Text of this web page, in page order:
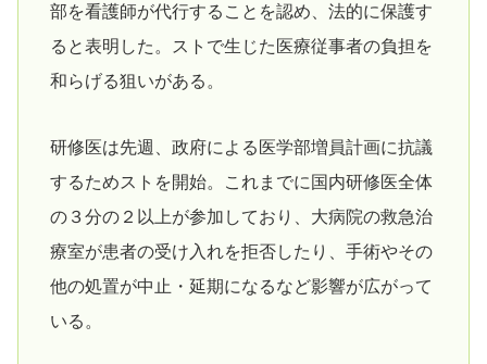
部を看護師が代行することを認め、法的に保護す
ると表明した。ストで生じた医療従事者の負担を
和らげる狙いがある。
研修医は先週、政府による医学部増員計画に抗議
するためストを開始。これまでに国内研修医全体
の３分の２以上が参加しており、大病院の救急治
療室が患者の受け入れを拒否したり、手術やその
他の処置が中止・延期になるなど影響が広がって
いる。